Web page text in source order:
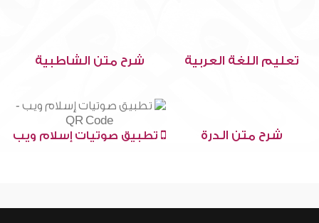
تعليم اللغة العربية شرح متن الشاطبية
شرح متن الدرة تطبيق صوتيات إسلام ويب